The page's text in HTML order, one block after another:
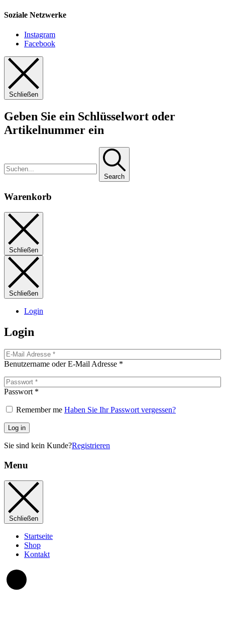
Soziale Netzwerke
Instagram
Facebook
Schließen
Geben Sie ein Schlüsselwort oder
Artikelnummer ein
Search
Warenkorb
Schließen
Schließen
Login
Login
Benutzername oder E-Mail Adresse *
Passwort *
Remember me Haben Sie Ihr Passwort vergessen?
Log in
Sie sind kein Kunde?Registrieren
Menu
Schließen
Startseite
Shop
Kontakt